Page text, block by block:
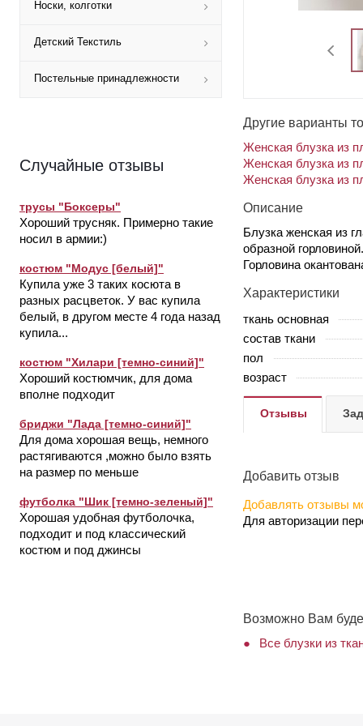
Носки, колготки
Детский Текстиль
Постельные принадлежности
Случайные отзывы
трусы "Боксеры"
Хороший трусняк. Примерно такие
носил в армии:)
костюм "Модус [белый]"
Купила уже 3 таких косюта в
разных расцветок. У вас купила
белый, в другом месте 4 года назад
купила...
костюм "Хилари [темно-синий]"
Хороший костюмчик, для дома
вполне подходит
бриджи "Лада [темно-синий]"
Для дома хорошая вещь, немного
растягиваются ,можно было взять
на размер по меньше
футболка "Шик [темно-зеленый]"
Хорошая удобная футболочка,
подходит и под классический
костюм и под джинсы
Другие варианты
Женская блузка из
Женская блузка из
Женская блузка из
Описание
Блузка женская из
образной
Горловина
Характеристики
ткань основная
состав ткани
пол
возраст
Отзывы
Добавить отзыв
Добавлять отзывы
Для авторизации
Возможно Вам
Все блузки из